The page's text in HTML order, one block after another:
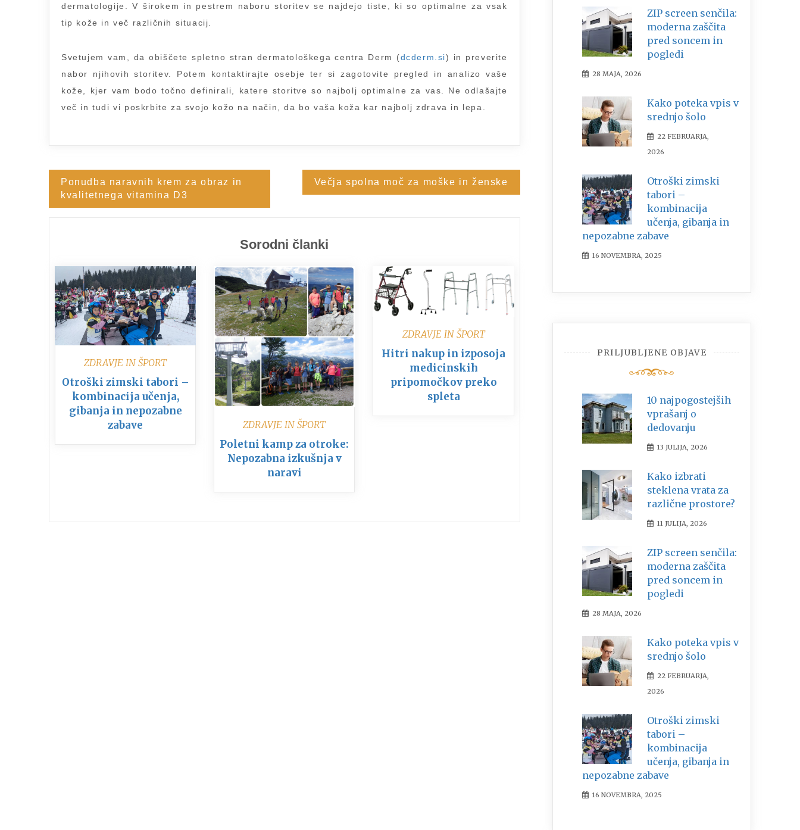
dermatologije. V širokem in pestrem naboru storitev se najdejo tiste, ki so optimalne za vsak
tip kože in več različnih situacij.
Svetujem vam, da obiščete spletno stran dermatološkega centra Derm (dcderm.si) in preverite
nabor njihovih storitev. Potem kontaktirajte osebje ter si zagotovite pregled in analizo vaše
kože, kjer vam bodo točno definirali, katere storitve so najbolj optimalne za vas. Ne odlašajte
več in tudi vi poskrbite za svojo kožo na način, da bo vaša koža kar najbolj zdrava in lepa.
Navigacija
prispevka
Ponudba naravnih krem za obraz in
kvalitetnega vitamina D3
Večja spolna moč za moške in ženske
Sorodni članki
ZDRAVJE IN ŠPORT
Otroški zimski tabori –
kombinacija učenja,
gibanja in nepozabne
zabave
ZDRAVJE IN ŠPORT
Poletni kamp za otroke:
Nepozabna izkušnja v
naravi
ZDRAVJE IN ŠPORT
Hitri nakup in izposoja
medicinskih
pripomočkov preko
spleta
ZIP screen senčila:
moderna zaščita
pred soncem in
pogledi
28 MAJA, 2026
Kako poteka vpis v
srednjo šolo
22 FEBRUARJA,
2026
Otroški zimski
tabori –
kombinacija
učenja, gibanja in
nepozabne zabave
16 NOVEMBRA, 2025
PRILJUBLJENE OBJAVE
10 najpogostejših
vprašanj o
dedovanju
13 JULIJA, 2026
Kako izbrati
steklena vrata za
različne prostore?
11 JULIJA, 2026
ZIP screen senčila:
moderna zaščita
pred soncem in
pogledi
28 MAJA, 2026
Kako poteka vpis v
srednjo šolo
22 FEBRUARJA,
2026
Otroški zimski
tabori –
kombinacija
učenja, gibanja in
nepozabne zabave
16 NOVEMBRA, 2025